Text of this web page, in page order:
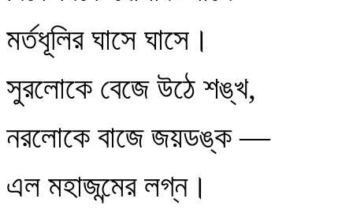
মর্তধূলির ঘাসে ঘাসে।
সুরলোকে বেজে উঠে শঙ্খ,
নরলোকে বাজে জয়ডঙ্ক —
এল মহাজন্মের লগ্ন।